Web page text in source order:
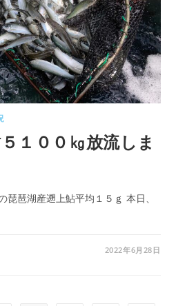
１００㎏放流しま
琵琶湖産遡上鮎平均１５ｇ 本日、
2022年6月28日